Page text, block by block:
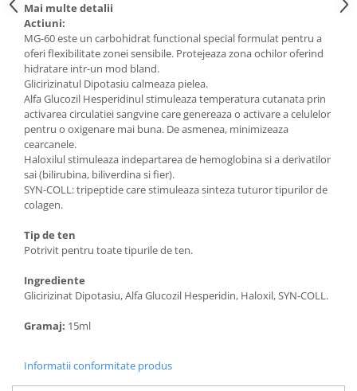
Mai multe detalii
Actiuni:
MG-60 este un carbohidrat functional special formulat pentru a
oferi flexibilitate zonei sensibile. Protejeaza zona ochilor oferind
hidratare intr-un mod bland.
Glicirizinatul Dipotasiu calmeaza pielea.
Alfa Glucozil Hesperidinul stimuleaza temperatura cutanata prin
activarea circulatiei sangvine care genereaza o activare a celulelor
pentru o oxigenare mai buna. De asmenea, minimizeaza
cearcanele.
Haloxilul stimuleaza indepartarea de hemoglobina si a derivatilor
sai (bilirubina, biliverdina si fier).
SYN-COLL: tripeptide care stimuleaza sinteza tuturor tipurilor de
colagen.
Tip de ten
Potrivit pentru toate tipurile de ten.
Ingrediente
Glicirizinat Dipotasiu, Alfa Glucozil Hesperidin, Haloxil, SYN-COLL.
Gramaj: 15ml
Informatii conformitate produs